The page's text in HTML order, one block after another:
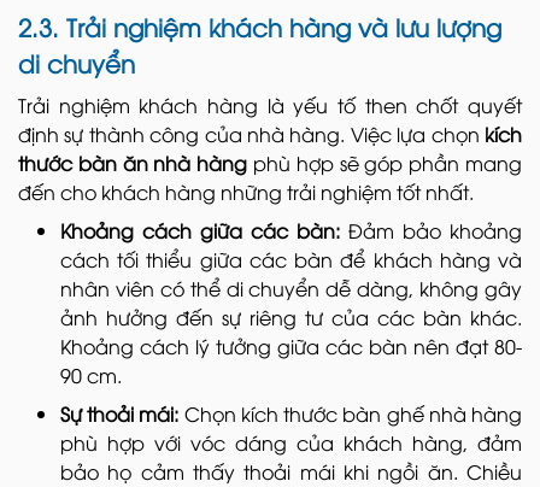
2.3. Trải nghiệm khách hàng và lưu lượng
di chuyển
Trải nghiệm khách hàng là yếu tố then chốt quyết
định sự thành công của nhà hàng. Việc lựa chọn kích
thước bàn ăn nhà hàng phù hợp sẽ góp phần mang
đến cho khách hàng những trải nghiệm tốt nhất.
Khoảng cách giữa các bàn: Đảm bảo khoảng
cách tối thiểu giữa các bàn để khách hàng và
nhân viên có thể di chuyển dễ dàng, không gây
ảnh hưởng đến sự riêng tư của các bàn khác.
Khoảng cách lý tưởng giữa các bàn nên đạt 80-
90 cm.
Sự thoải mái: Chọn kích thước bàn ghế nhà hàng
phù hợp với vóc dáng của khách hàng, đảm
bảo họ cảm thấy thoải mái khi ngồi ăn. Chiều